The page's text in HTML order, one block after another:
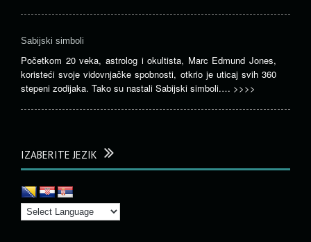
Sabijski simboli
Početkom 20 veka, astrolog i okultista, Marc Edmund Jones,
koristeći svoje vidovnjačke spobnosti, otkrio je uticaj svih 360
stepeni zodijaka. Tako su nastali Sabijski simboli.… >>>>
IZABERITE JEZIK